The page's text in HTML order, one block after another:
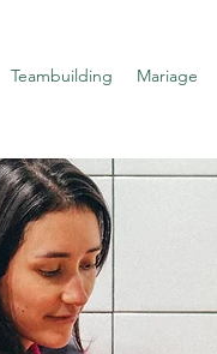
Teambuilding Mariage